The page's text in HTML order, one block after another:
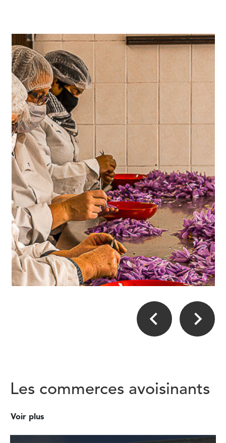
Les commerces avoisinants
Voir plus